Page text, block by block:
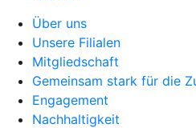
Über uns
Unsere Filialen
Mitgliedschaft
Gemeinsam stark für die
Engagement
Nachhaltigkeit